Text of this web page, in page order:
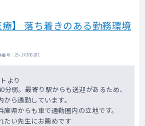
】 落ち着きのある勤務環境
号 : 25-JX306181
より
弱。最寄り駅からも送迎があるため、
ら通勤しています。
県からも車で通勤圏内の立地です。
い先生にお薦めです